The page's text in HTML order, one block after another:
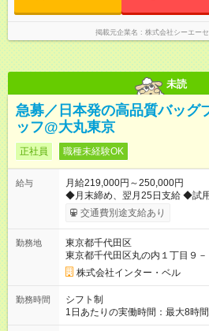
掲載元企業名 株式会社シーエー
未読
急募／日本発の高品質バッグ
ッフ@大丸東京
正社員 職種未経験OK
給与
月給219,000円～250,000円
◆月末締め、翌月25日支給 ◆試
りません 【試用期間】試用期間あり 試用期間の長さ：3ヶ月 雇
用形態、給与は本採用時と同じで
交通費別途支給あり
勤務地
東京都千代田区
東京都千代田区丸の内１丁目９
株式会社インター・ベル
勤務時間
シフト制
1日あたりの実働時間：最大8時
20:00 ＜勤務時間＞ 9:30～20:30(実働8h・休憩1hのシフト制) 週